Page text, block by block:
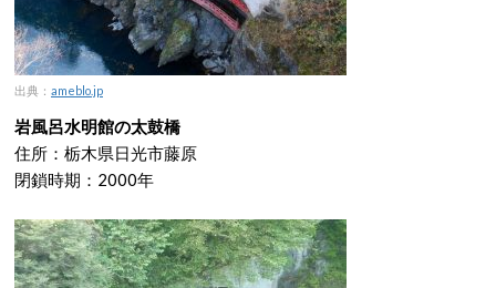
出典： ameblo.jp
岩風呂水明館の太鼓橋
住所：栃木県日光市藤原
閉鎖時期：2000年